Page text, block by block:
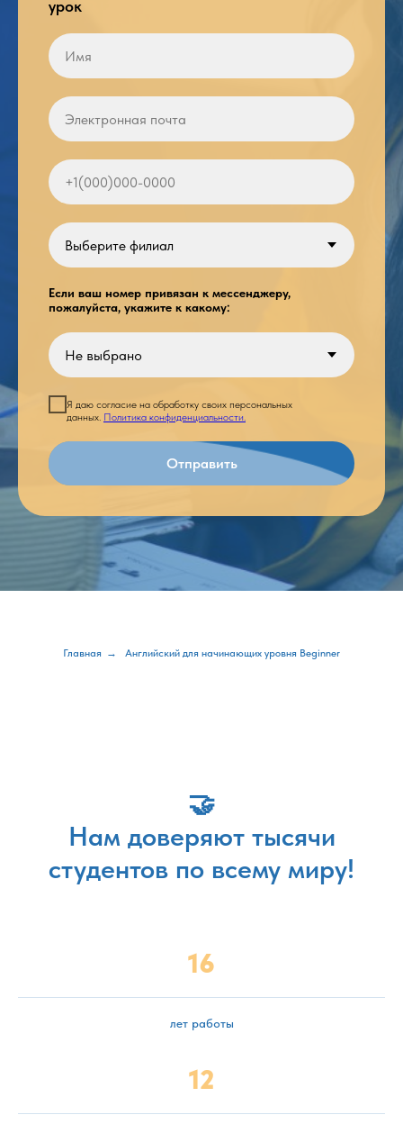
урок
Если ваш номер привязан к мессенджеру,
пожалуйста, укажите к какому:
Я даю согласие на обработку своих персональных
данных. Политика конфиденциальности.
Отправить
Главная → Английский для начинающих уровня Beginner
🤝
Нам доверяют тысячи
студентов по всему миру!
16
лет работы
12